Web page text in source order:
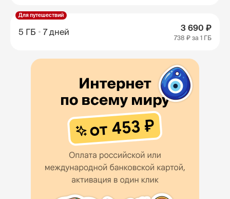
Для путешествий
5 ГБ 7 дней 3 690 ₽
738 ₽ за 1 ГБ